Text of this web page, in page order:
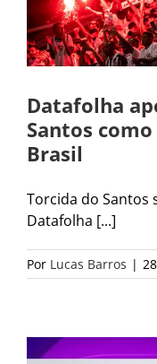
Datafolha
Santos
Brasil
Torcida do Santos
Datafolha [...]
Por Lucas Barros |